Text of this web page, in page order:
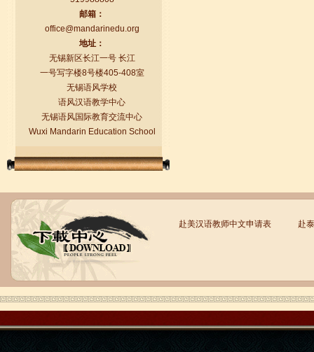
语风汉语学生Florent
我非常喜欢无锡语风汉语学校，这里真
的有最简单的汉语学习方法，我学习汉
语的速度比我原来打算的快得多。我的
汉语老师们都非常可...
语风汉语学生Brad
我叫Brad,我是澳大利亚人，我在语风
汉语学校学习汉语。我现在可以独立和
风汉语...
邮箱：
office@mandarinedu.org
地址：
无锡新区长江一号 长江
一号写字楼8号楼405-408室
无锡语风学校
语风汉语教学中心
无锡语风国际教育交流中心
Wuxi Mandarin Education School
赴美汉语教师中文申请表 赴